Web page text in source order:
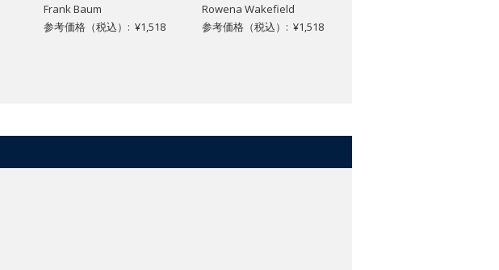
Frank Baum
参考価格（税込）: ¥1,518
Rowena Wakefield
参考価格（税込）: ¥1,518